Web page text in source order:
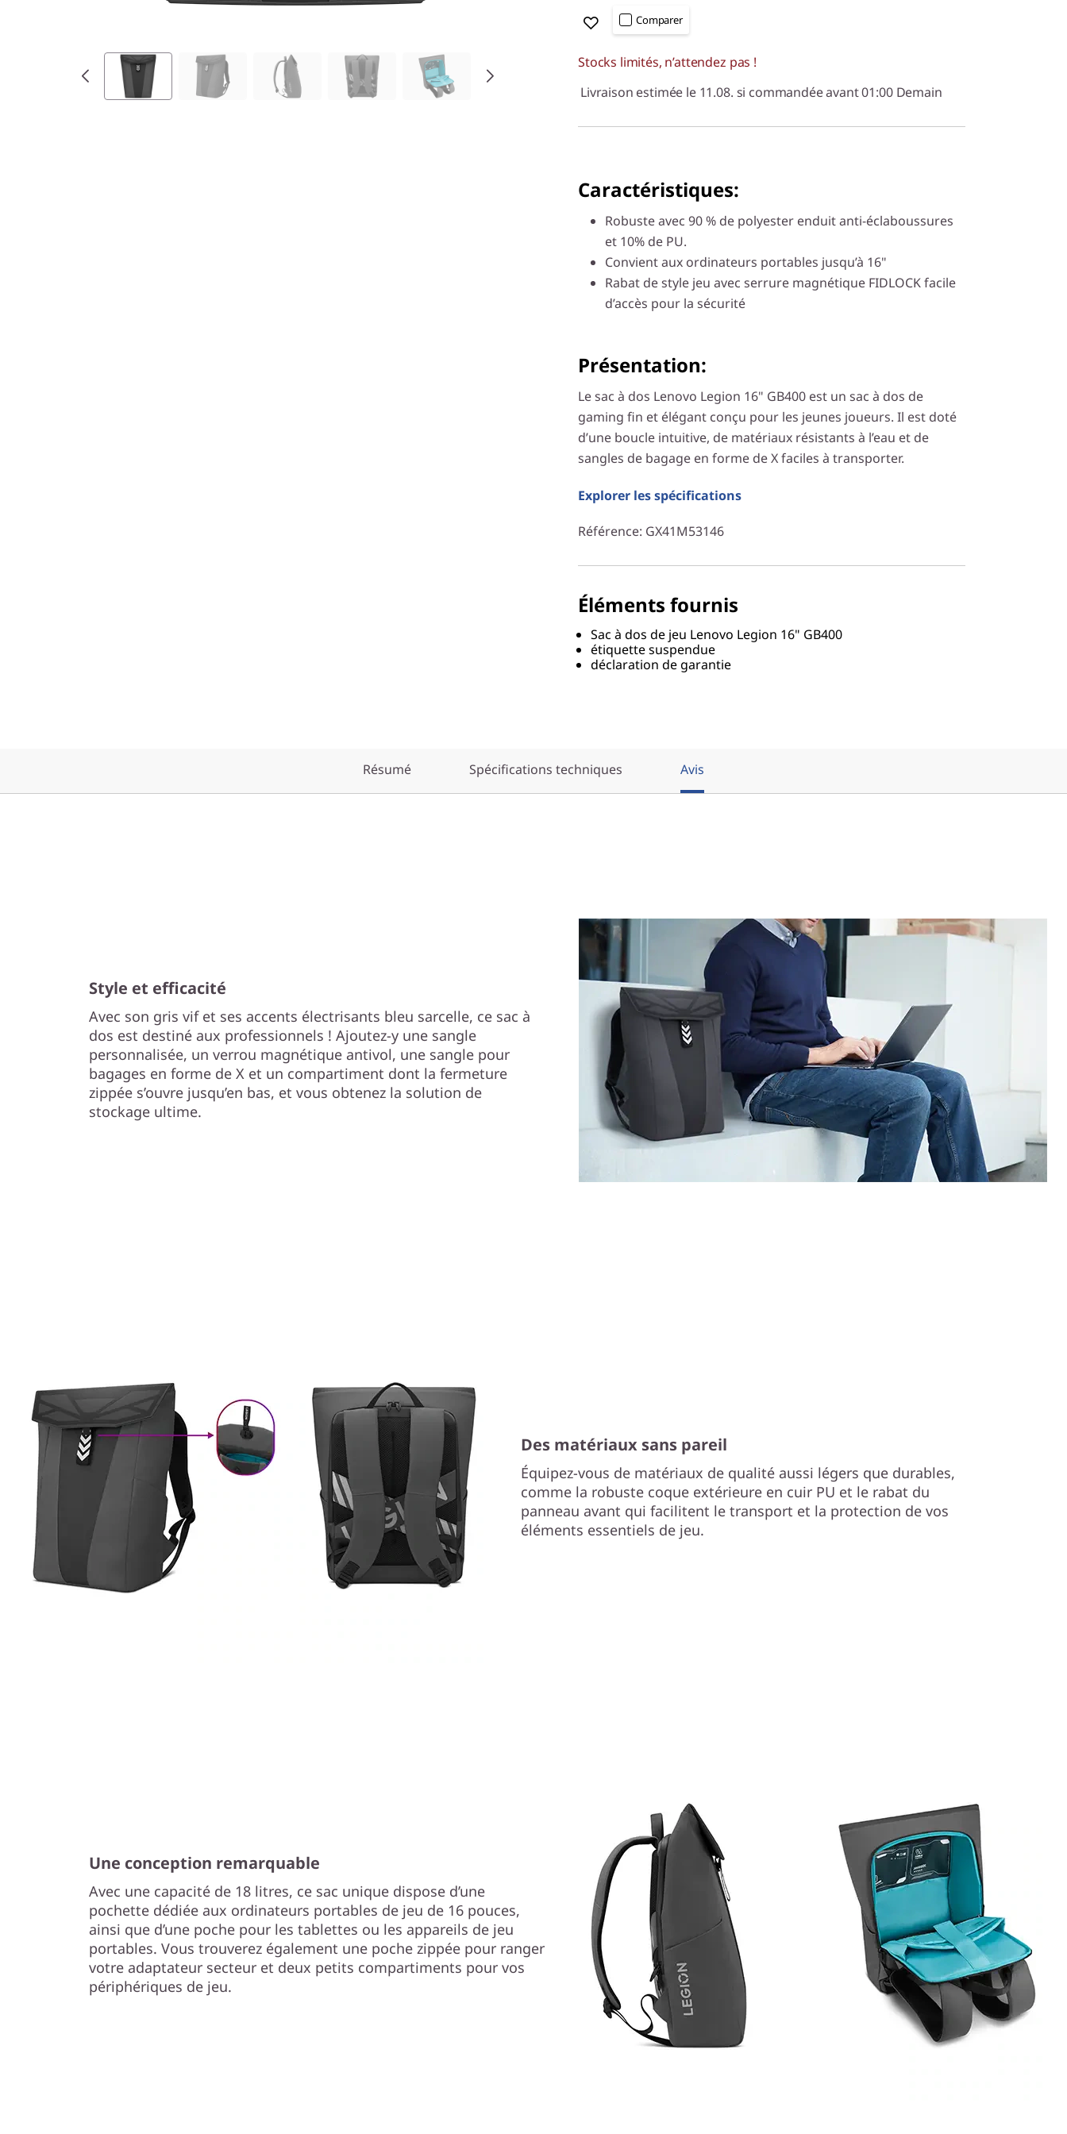
Comparer
Stocks limités, n’attendez pas !
Livraison estimée le 11.08. si commandée avant 01:00 Demain
Caractéristiques:
Robuste avec 90 % de polyester enduit anti-éclaboussures
et 10% de PU.
Convient aux ordinateurs portables jusqu’à 16"
Rabat de style jeu avec serrure magnétique FIDLOCK facile
d’accès pour la sécurité
Présentation:
Le sac à dos Lenovo Legion 16" GB400 est un sac à dos de
gaming fin et élégant conçu pour les jeunes joueurs. Il est doté
d’une boucle intuitive, de matériaux résistants à l’eau et de
sangles de bagage en forme de X faciles à transporter.
Explorer les spécifications
Référence: GX41M53146
Éléments fournis
Sac à dos de jeu Lenovo Legion 16" GB400
étiquette suspendue
déclaration de garantie
Résumé Spécifications techniques Avis
Style et efficacité
Avec son gris vif et ses accents électrisants bleu sarcelle, ce sac à
dos est destiné aux professionnels ! Ajoutez-y une sangle
personnalisée, un verrou magnétique antivol, une sangle pour
bagages en forme de X et un compartiment dont la fermeture
zippée s’ouvre jusqu’en bas, et vous obtenez la solution de
stockage ultime.
Des matériaux sans pareil
Équipez-vous de matériaux de qualité aussi légers que durables,
comme la robuste coque extérieure en cuir PU et le rabat du
panneau avant qui facilitent le transport et la protection de vos
éléments essentiels de jeu.
Une conception remarquable
Avec une capacité de 18 litres, ce sac unique dispose d’une
pochette dédiée aux ordinateurs portables de jeu de 16 pouces,
ainsi que d’une poche pour les tablettes ou les appareils de jeu
portables. Vous trouverez également une poche zippée pour ranger
votre adaptateur secteur et deux petits compartiments pour vos
périphériques de jeu.